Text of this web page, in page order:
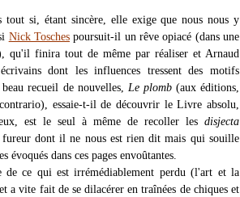
tout si, étant sincère, elle exige que nous nous y
Nick Toschespoursuit-il un rêve opiacé (dans une
qu'il finira tout de même par réaliser et Arnaud
dont les influences tressent des motifs
recueil de nouvelles, Le plomb(aux éditions,
essaie-t-il de découvrir le Livre absolu,
est le seul à même de recoller les disjecta
fureur dont il ne nous est rien dit mais qui souille
évoqués dans ces pages envoûtantes.
ce qui est irrémédiablement perdu (l'art et la
a vite fait de se dilacérer en traînées de chiques et